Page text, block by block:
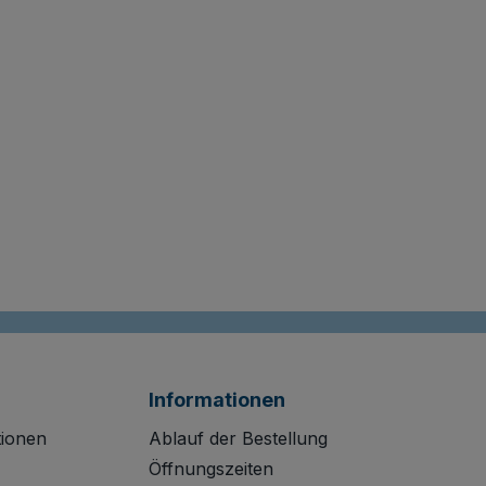
Informationen
Ablauf der Bestellung
Öffnungszeiten